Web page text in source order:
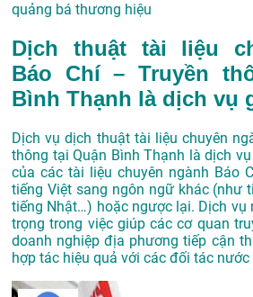
quảng bá thương hiệu
Dịch thuật tài liệu
Báo Chí – Truyền
Bình Thạnh là dịch vụ
Dịch vụ dịch thuật tài liệu chuyên
thông tại Quận Bình Thạnh là dịch
của các tài liệu chuyên ngành Báo
tiếng Việt sang ngôn ngữ khác (như
tiếng Nhật…) hoặc ngược lại. Dịch vụ
trọng trong việc giúp các cơ quan
doanh nghiệp địa phương tiếp cận
hợp tác hiệu quả với các đối tác nước